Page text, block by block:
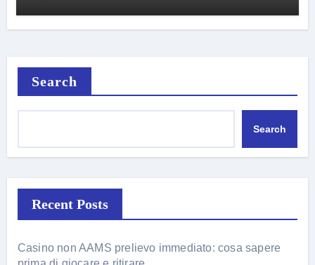
Search
Search
Recent Posts
Casino non AAMS prelievo immediato: cosa sapere